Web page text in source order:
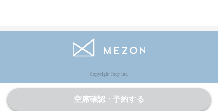
空席確認・予約する
Copyright Jocy inc.